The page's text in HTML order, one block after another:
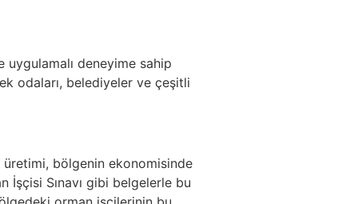
deneyime sahip
odaları, belediyeler ve çeşitli
üretimi, bölgenin ekonomisinde
Sınavı gibi belgelerle bu